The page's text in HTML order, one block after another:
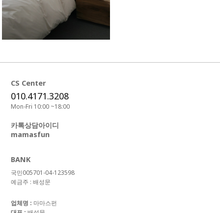
CS Center
010.4171.3208
Mon-Fri 10:00 ~18:00
카톡상담아이디
mamasfun
BANK
국민005701-04-123598
예금주 : 배성문
업체명 : 마마스펀